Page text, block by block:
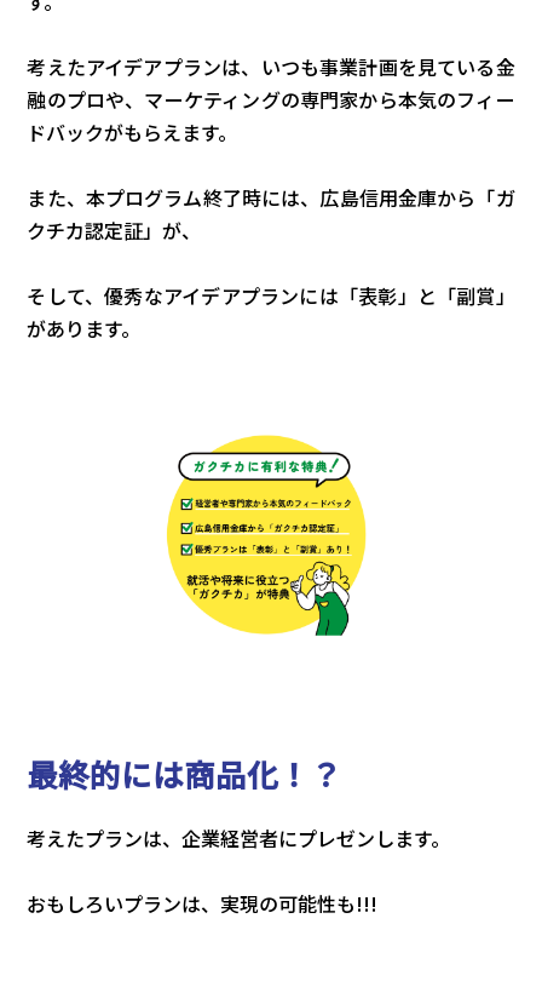
考えたアイデアプランは、いつも事業計画を見ている金
融のプロや、マーケティングの専門家から本気のフィー
ドバックがもらえます。
また、本プログラム終了時には、広島信用金庫から「ガ
クチカ認定証」が、
そして、優秀なアイデアプランには「表彰」と「副賞」
があります。
最終的には商品化！？
考えたプランは、企業経営者にプレゼンします。
おもしろいプランは、実現の可能性も!!!